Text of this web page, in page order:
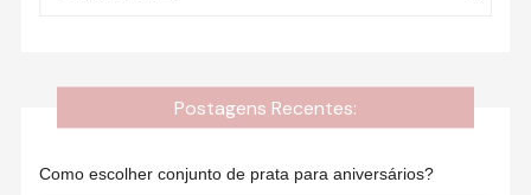
Postagens Recentes:
Como escolher conjunto de prata para aniversários?